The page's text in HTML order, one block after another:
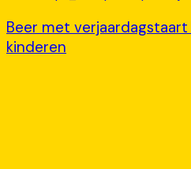
Beer met
kinderen